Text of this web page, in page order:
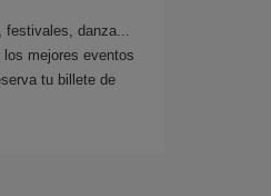
danza...
los mejores eventos
tu billete de